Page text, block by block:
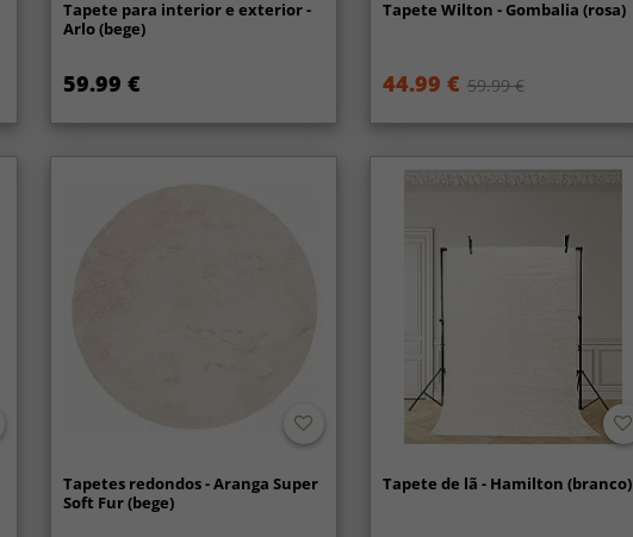
Tapete para interior e exterior -
Arlo (bege)
59.99 €
Tapete Wilton - Gombalia (rosa)
44.99 € 59.99 €
Tapetes redondos - Aranga Super
Soft Fur (bege)
Tapete de lã - Hamilton (branco)